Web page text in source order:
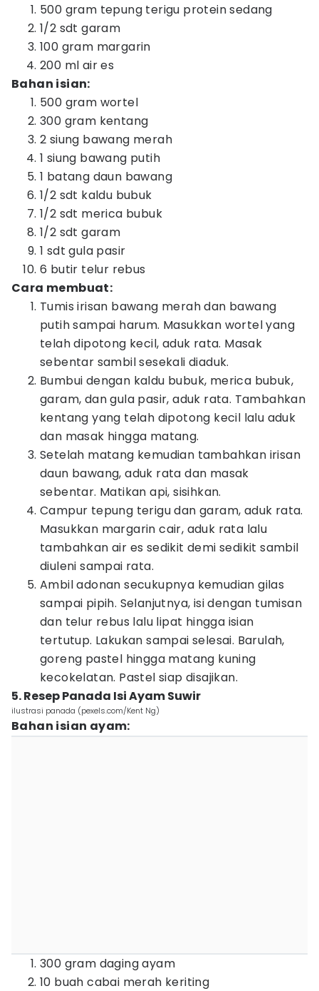
500 gram tepung terigu protein sedang
1/2 sdt garam
100 gram margarin
200 ml air es
Bahan isian:
500 gram wortel
300 gram kentang
2 siung bawang merah
1 siung bawang putih
1 batang daun bawang
1/2 sdt kaldu bubuk
1/2 sdt merica bubuk
1/2 sdt garam
1 sdt gula pasir
6 butir telur rebus
Cara membuat:
Tumis irisan bawang merah dan bawang
putih sampai harum. Masukkan wortel yang
telah dipotong kecil, aduk rata. Masak
sebentar sambil sesekali diaduk.
Bumbui dengan kaldu bubuk, merica bubuk,
garam, dan gula pasir, aduk rata. Tambahkan
kentang yang telah dipotong kecil lalu aduk
dan masak hingga matang.
Setelah matang kemudian tambahkan irisan
daun bawang, aduk rata dan masak
sebentar. Matikan api, sisihkan.
Campur tepung terigu dan garam, aduk rata.
Masukkan margarin cair, aduk rata lalu
tambahkan air es sedikit demi sedikit sambil
diuleni sampai rata.
Ambil adonan secukupnya kemudian gilas
sampai pipih. Selanjutnya, isi dengan tumisan
dan telur rebus lalu lipat hingga isian
tertutup. Lakukan sampai selesai. Barulah,
goreng pastel hingga matang kuning
kecokelatan. Pastel siap disajikan.
5. Resep Panada Isi Ayam Suwir
ilustrasi panada (pexels.com/Kent Ng)
Bahan isian ayam:
300 gram daging ayam
10 buah cabai merah keriting